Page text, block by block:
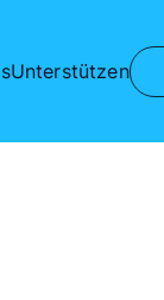
Unterstützen